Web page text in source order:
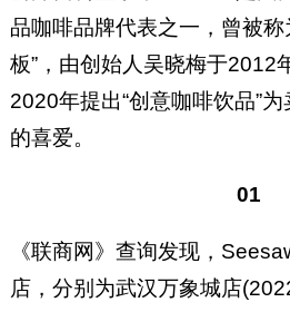
品咖啡品牌代表之一，曾被
板”，由创始人吴晓梅于2012
2020年提出“创意咖啡饮品”
的喜爱。
01
《联商网》查询发现，
店，分别为武汉万象城店